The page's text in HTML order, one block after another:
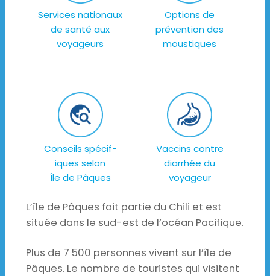
Services nationaux
de santé aux
voyageurs
Options de
prévention des
moustiques
Conseils spécif-
iques selon
Île de Pâques
Vaccins contre
diarrhée du
voyageur
L’île de Pâques fait partie du Chili et est
située dans le sud-est de l’océan Pacifique.
Plus de 7 500 personnes vivent sur l’île de
Pâques. Le nombre de touristes qui visitent